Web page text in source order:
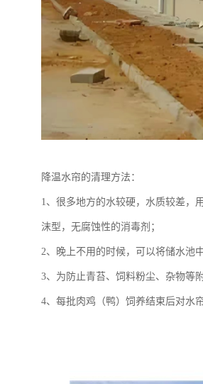
降温水帘的清理方法：
1、很多地方的水较硬，水质较差，
沫型，无腐蚀性的消毒剂；
2、晚上不用的时候，可以将储水池
3、为防止青苔、饲料粉尘、杂物等
4、每批肉鸡（鸭）饲养结束后对水